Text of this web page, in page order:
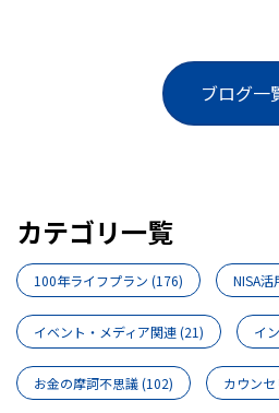
ブログ一
カテゴリ一覧
100年ライフプラン (176) NISA活
イベント・メディア関連(21) イ
お金の摩訶不思議(102) カウン